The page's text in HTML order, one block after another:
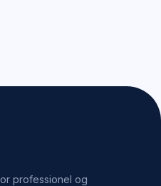
professionel og